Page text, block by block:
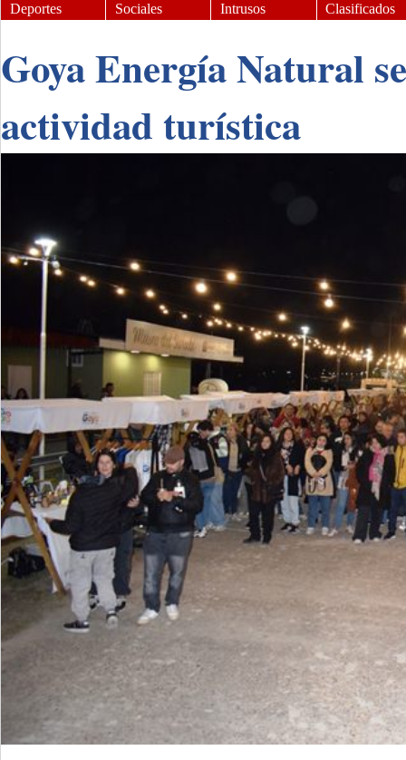
Deportes
Sociales Intrusos Clasificados
Goya Energía Natural
actividad turística